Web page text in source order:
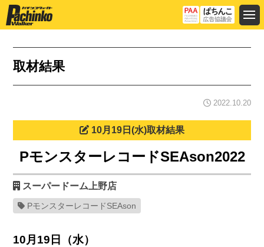
取材結果
2022.10.20
10月19日(水)取材結果
PモンスターレコードSEAson2022
スーパードーム上野店
PモンスターレコードSEAson
10月19日（水）